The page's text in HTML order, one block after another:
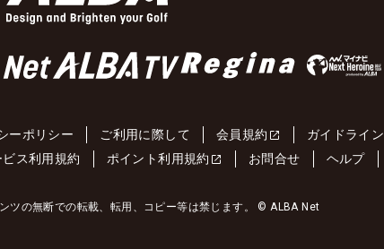
ーポリシー ご利用に際して 会員規約 ガイドライン
ス利用規約 ポイント利用規約 お問合せ ヘルプ
ツの無断での転載、転用、コピー等は禁じます。 © ALBA Net